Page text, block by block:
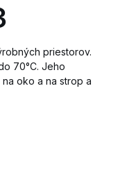
priestorov.
70°C. Jeho
oko a na strop a